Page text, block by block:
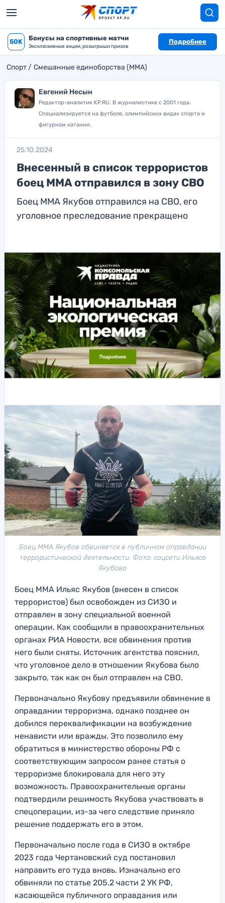
50K Бонусы на спортивные матчи
Эксклюзивные акции, розыгрыши призов
Подробнее
Спорт Смешанные единоборства (MMA)
Евгений Несын
Редактор-аналитик KP.RU. В журналистике с 2001 года.
Специализируется на футболе, олимпийских видах спорта и
фигурном катании.
25.10.2024
Внесенный в список террористов
боец MMA отправился в зону СВО
Боец ММА Якубов отправился на СВО, его
уголовное преследование прекращено
Боец ММА Якубов обвиняется в публичном оправдании
террористической деятельности. Фото: соцсети Ильяса
Якубова
Боец ММА Ильяс Якубов (внесен в список
террористов) был освобожден из СИЗО и
отправлен в зону специальной военной
операции. Как сообщили в правоохранительных
органах РИА Новости, все обвинения против
него были сняты. Источник агентства пояснил,
что уголовное дело в отношении Якубова было
закрыто, так как он был отправлен на СВО.
Первоначально Якубову предъявили обвинение в
оправдании терроризма, однако позднее он
добился переквалификации на возбуждение
ненависти или вражды. Это позволило ему
обратиться в министерство обороны РФ с
соответствующим запросом ранее статья о
терроризме блокировала для него эту
возможность. Правоохранительные органы
подтвердили решимость Якубова участвовать в
спецоперации, из-за чего следствие приняло
решение поддержать его в этом.
Первоначально после года в СИЗО в октябре
2023 года Чертановский суд постановил
направить его туда вновь. Изначально его
обвиняли по статье 205.2 части 2 УК РФ,
касающейся публичного оправдания или